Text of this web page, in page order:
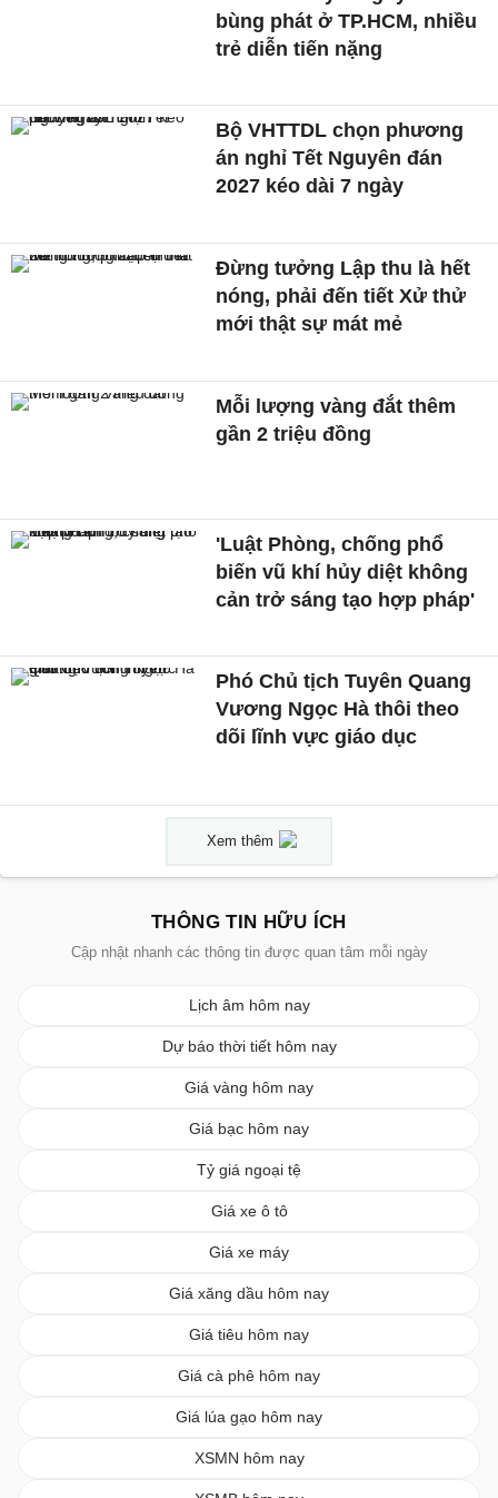
bùng phát ở TP.HCM, nhiều
trẻ diễn tiến nặng
Bộ VHTTDL chọn phương
án nghỉ Tết Nguyên đán
2027 kéo dài 7 ngày
Đừng tưởng Lập thu là hết
nóng, phải đến tiết Xử thử
mới thật sự mát mẻ
Mỗi lượng vàng đắt thêm
gần 2 triệu đồng
'Luật Phòng, chống phổ
biến vũ khí hủy diệt không
cản trở sáng tạo hợp pháp'
Phó Chủ tịch Tuyên Quang
Vương Ngọc Hà thôi theo
dõi lĩnh vực giáo dục
Xem thêm
THÔNG TIN HỮU ÍCH
Cập nhật nhanh các thông tin được quan tâm mỗi ngày
Lịch âm hôm nay
Dự báo thời tiết hôm nay
Giá vàng hôm nay
Giá bạc hôm nay
Tỷ giá ngoại tệ
Giá xe ô tô
Giá xe máy
Giá xăng dầu hôm nay
Giá tiêu hôm nay
Giá cà phê hôm nay
Giá lúa gạo hôm nay
XSMN hôm nay